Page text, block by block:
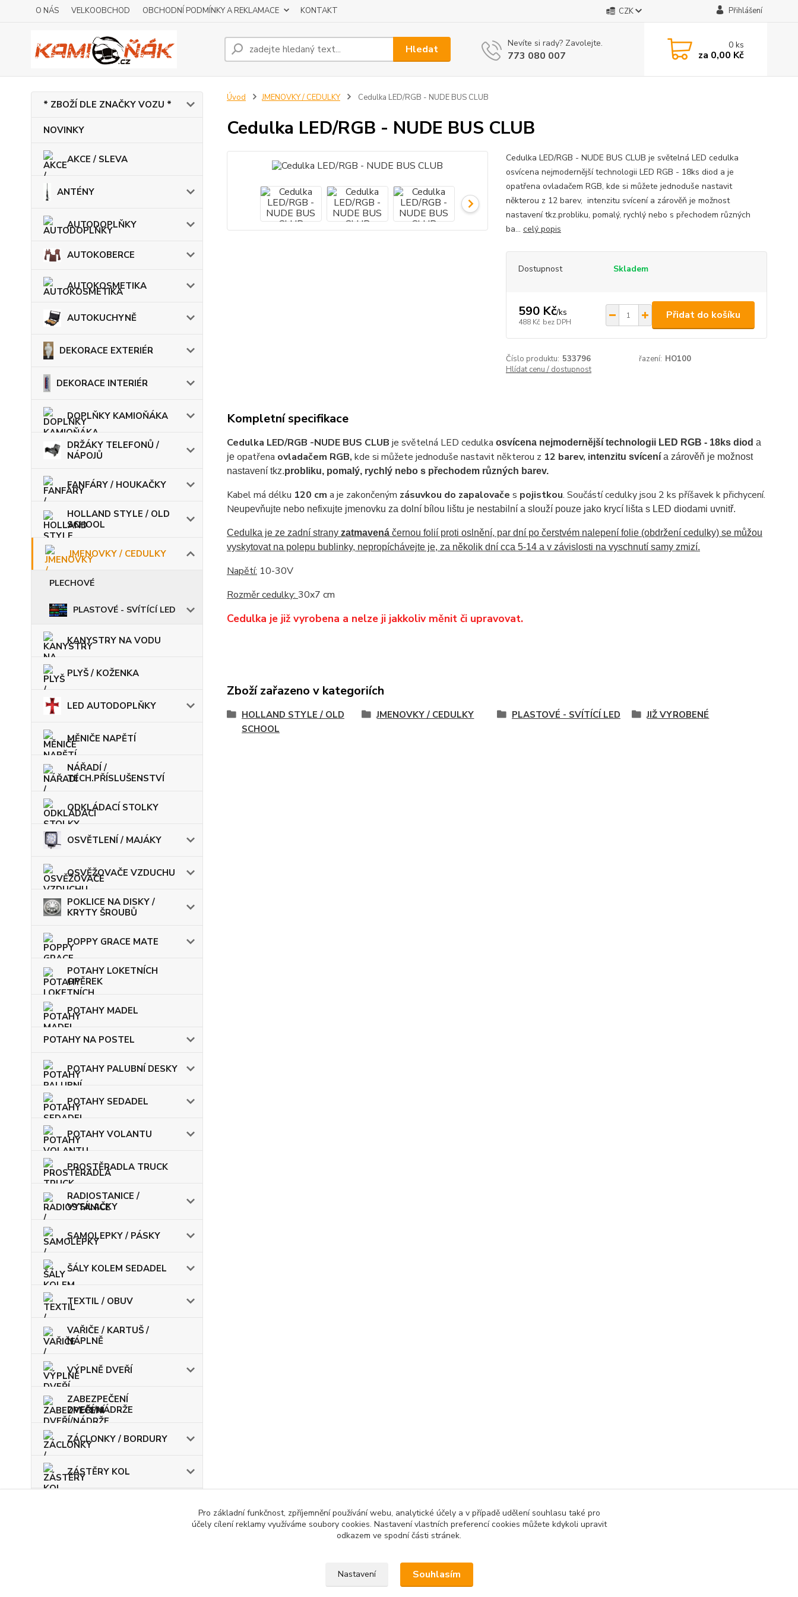
O NÁS VELKOOBCHOD OBCHODNÍ PODMÍNKY A REKLAMACE KONTAKT CZK Přihlášení
Hledat Nevíte si rady? Zavolejte.
773 080 007
0ks
za 0,00 Kč
* ZBOŽÍ DLE ZNAČKY VOZU *
NOVINKY
AKCE / SLEVA
ANTÉNY
AUTODOPLŇKY
AUTOKOBERCE
AUTOKOSMETIKA
AUTOKUCHYNĚ
DEKORACE EXTERIÉR
DEKORACE INTERIÉR
DOPLŇKY KAMIOŇÁKA
DRŽÁKY TELEFONŮ /
NÁPOJŮ
FANFÁRY / HOUKAČKY
HOLLAND STYLE / OLD
SCHOOL
JMENOVKY / CEDULKY
PLECHOVÉ
PLASTOVÉ - SVÍTÍCÍ LED
KANYSTRY NA VODU
PLYŠ / KOŽENKA
LED AUTODOPLŇKY
MĚNIČE NAPĚTÍ
NÁŘADÍ /
TECH.PŘÍSLUŠENSTVÍ
ODKLÁDACÍ STOLKY
OSVĚTLENÍ / MAJÁKY
OSVĚŽOVAČE VZDUCHU
POKLICE NA DISKY /
KRYTY ŠROUBŮ
POPPY GRACE MATE
POTAHY LOKETNÍCH
OPĚREK
POTAHY MADEL
POTAHY NA POSTEL
POTAHY PALUBNÍ DESKY
POTAHY SEDADEL
POTAHY VOLANTU
PROSTĚRADLA TRUCK
RADIOSTANICE /
VYSÍLAČKY
SAMOLEPKY / PÁSKY
ŠÁLY KOLEM SEDADEL
TEXTIL / OBUV
VAŘIČE / KARTUŠ /
NÁPLNĚ
VÝPLNĚ DVEŘÍ
ZABEZPEČENÍ
DVEŘÍ/NÁDRŽE
ZÁCLONKY / BORDURY
ZÁSTĚRY KOL
Úvod JMENOVKY / CEDULKY Cedulka LED/RGB - NUDE BUS CLUB
Cedulka LED/RGB - NUDE BUS CLUB
Cedulka LED/RGB - NUDE BUS CLUB je světelná LED cedulka
osvícena nejmodernější technologii LED RGB - 18ks diod a je
opatřena ovladačem RGB, kde si můžete jednoduše nastavit
některou z 12 barev, intenzitu svícení a zárověň je možnost
nastavení tkz.probliku, pomalý, rychlý nebo s přechodem různých
ba... celý popis
Dostupnost Skladem
590 Kč/ks
488 Kč bez DPH
Přidat do košíku
Číslo produktu: 533796 řazení: HO100
Hlídat cenu / dostupnost
Kompletní specifikace
Cedulka LED/RGB -NUDE BUS CLUB je světelná LED cedulka osvícena nejmodernější technologii LED RGB - 18ks diod a
je opatřena ovladačem RGB, kde si můžete jednoduše nastavit některou z 12 barev, intenzitu svícenía zárověň je možnost
nastavení tkz.probliku, pomalý, rychlý nebo s přechodem různých barev.
Kabel má délku 120 cm a je zakončeným zásuvkou do zapalovače s pojistkou. Součástí cedulky jsou 2 ks příšavek k přichycení.
Neupevňujte nebo nefixujte jmenovku za dolní bílou lištu je nestabilní a slouží pouze jako krycí lišta s LED diodami uvnitř.
Cedulka je ze zadní strany zatmavená černou folií proti oslnění, par dní po čerstvém nalepení folie (obdržení cedulky) se můžou
vyskytovat na polepu bublinky, nepropíchávejte je, za několik dní cca 5-14 a v závislosti na vyschnutí samy zmizí.
Napětí: 10-30V
Rozměr cedulky: 30x7 cm
Cedulka je již vyrobena a nelze ji jakkoliv měnit či upravovat.
Zboží zařazeno v kategoriích
HOLLAND STYLE / OLD
SCHOOL
JMENOVKY / CEDULKY PLASTOVÉ - SVÍTÍCÍ LED JIŽ VYROBENÉ
Pro základní funkčnost, zpříjemnění používání webu, analytické účely a v případě udělení souhlasu také pro
účely cílení reklamy využíváme soubory cookies. Nastavení vlastních preferencí cookies můžete kdykoli upravit
odkazem ve spodní části stránek.
Nastavení Souhlasím